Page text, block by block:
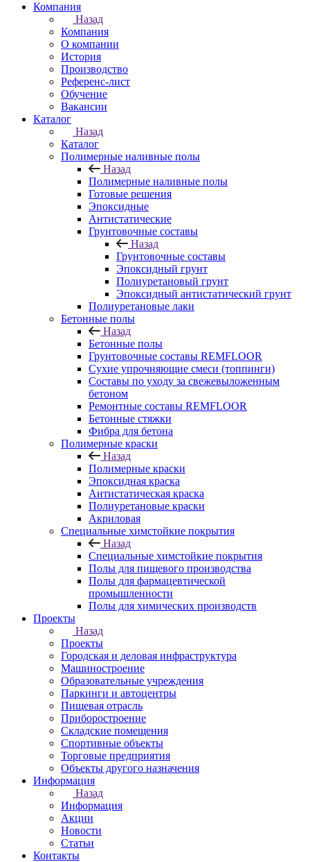
Компания
Назад
Компания
О компании
История
Производство
Референс-лист
Обучение
Вакансии
Каталог
Назад
Каталог
Полимерные наливные полы
Назад
Полимерные наливные полы
Готовые решения
Эпоксидные
Антистатические
Грунтовочные составы
Назад
Грунтовочные составы
Эпоксидный грунт
Полиуретановый грунт
Эпоксидный антистатический грунт
Полиуретановые лаки
Бетонные полы
Назад
Бетонные полы
Грунтовочные составы REMFLOOR
Сухие упрочняющие смеси (топпинги)
Составы по уходу за свежевыложенным
бетоном
Ремонтные составы REMFLOOR
Бетонные стяжки
Фибра для бетона
Полимерные краски
Назад
Полимерные краски
Эпоксидная краска
Антистатическая краска
Полиуретановые краски
Акриловая
Специальные химстойкие покрытия
Назад
Специальные химстойкие покрытия
Полы для пищевого производства
Полы для фармацевтической
промышленности
Полы для химических производств
Проекты
Назад
Проекты
Городская и деловая инфраструктура
Машиностроение
Образовательные учреждения
Паркинги и автоцентры
Пищевая отрасль
Приборостроение
Складские помещения
Спортивные объекты
Торговые предприятия
Объекты другого назначения
Информация
Назад
Информация
Акции
Новости
Статьи
Контакты